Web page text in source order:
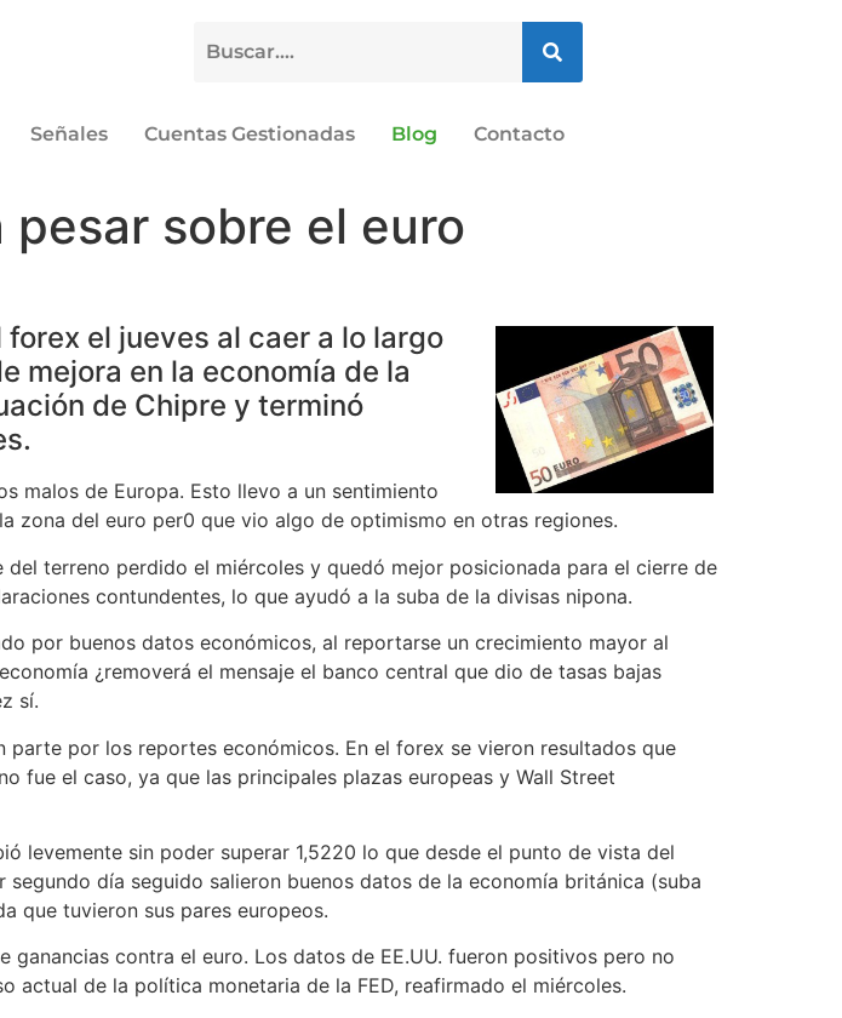
Señales Cuentas Gestionadas Blog Contacto
sobre el euro
el jueves al caer a lo largo
mejora en la economía de la
de Chipre y terminó
malos de Europa. Esto llevo a un sentimiento
zona del euro per0 que vio algo de optimismo en otras regiones.
terreno perdido el miércoles y quedó mejor posicionada para el cierre de
contundentes, lo que ayudó a la suba de la divisas nipona.
por buenos datos económicos, al reportarse un crecimiento mayor al
¿removerá el mensaje el banco central que dio de tasas bajas
sí.
por los reportes económicos. En el forex se vieron resultados que
fue el caso, ya que las principales plazas europeas y Wall Street
levemente sin poder superar 1,5220 lo que desde el punto de vista del
día seguido salieron buenos datos de la economía británica (suba
que tuvieron sus pares europeos.
contra el euro. Los datos de EE.UU. fueron positivos pero no
de la política monetaria de la FED, reafirmado el miércoles.